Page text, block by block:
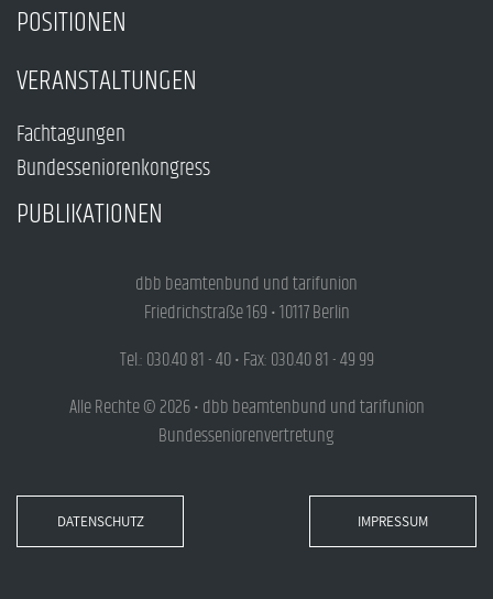
POSITIONEN
VERANSTALTUNGEN
Fachtagungen
Bundesseniorenkongress
PUBLIKATIONEN
dbb beamtenbund und tarifunion
Friedrichstraße 169 • 10117 Berlin
Tel.: 030.40 81 - 40 • Fax: 030.40 81 - 49 99
Alle Rechte © 2026 • dbb beamtenbund und tarifunion
Bundesseniorenvertretung
DATENSCHUTZ IMPRESSUM